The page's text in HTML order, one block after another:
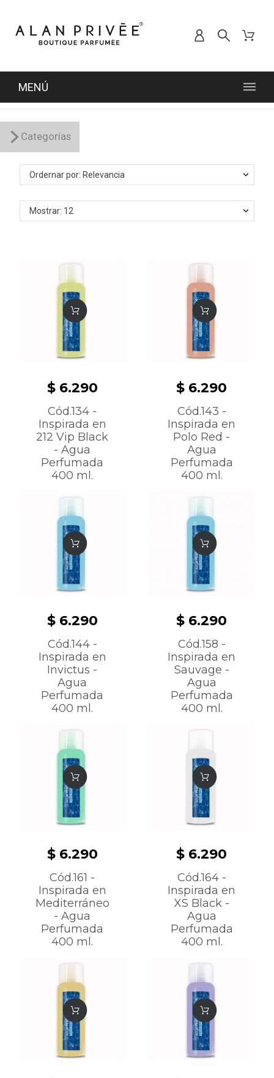
MENÚ
Categorías
Ordernar por: Relevancia
Mostrar: 12
Cód.134 -
Inspirada en
212 Vip Black
- Agua
Perfumada
400 ml.
$ 6.290
Cód.143 -
Inspirada en
Polo Red -
Agua
Perfumada
400 ml.
$ 6.290
Cód.144 -
Inspirada en
Invictus -
Agua
Perfumada
400 ml.
$ 6.290
Cód.158 -
Inspirada en
Sauvage -
Agua
Perfumada
400 ml.
$ 6.290
Cód.161 -
Inspirada en
Mediterráneo
- Agua
Perfumada
400 ml.
$ 6.290
Cód.164 -
Inspirada en
XS Black -
Agua
Perfumada
400 ml.
$ 6.290